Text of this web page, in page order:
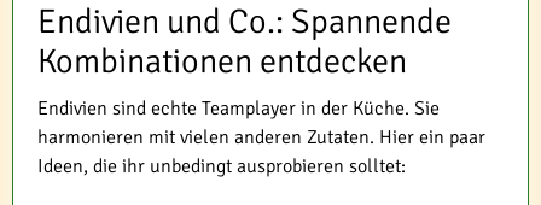
Endivien und Co.: Spannende
Kombinationen entdecken
Endivien sind echte Teamplayer in der Küche. Sie
harmonieren mit vielen anderen Zutaten. Hier ein paar
Ideen, die ihr unbedingt ausprobieren solltet: